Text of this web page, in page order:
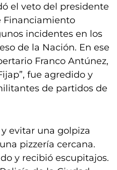
el veto del presidente
Financiamiento
incidentes en los
de la Nación. En ese
Franco Antúnez,
fue agredido y
de partidos de
evitar una golpiza
pizzería cercana.
y recibió escupitajos.